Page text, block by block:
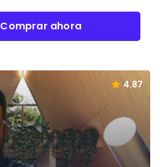
Comprar ahora
4.87